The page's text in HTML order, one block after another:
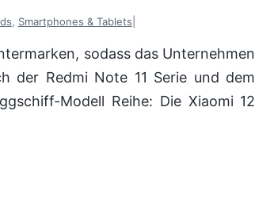
, Smartphones & Tablets
sodass das Unternehmen
der Redmi Note 11 Serie und dem
Modell Reihe: Die Xiaomi 12